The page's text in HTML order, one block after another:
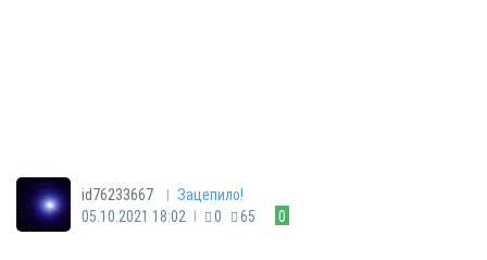
id76233667 | Зацепило!
05.10.2021 18:02 | 0 65 0